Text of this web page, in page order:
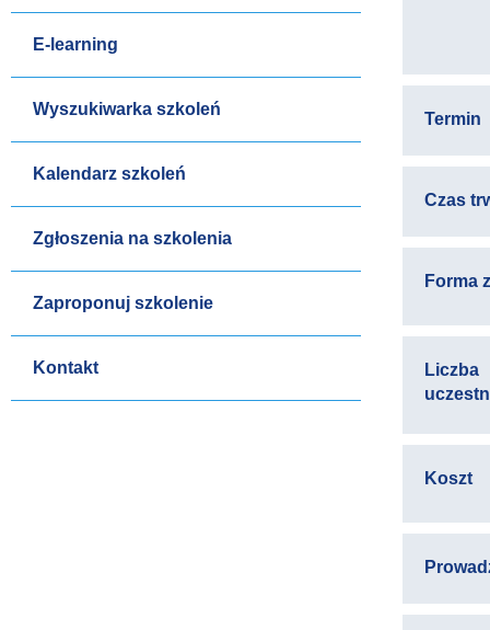
E-learning
Wyszukiwarka szkoleń
Kalendarz szkoleń
Zgłoszenia na szkolenia
Zaproponuj szkolenie
Kontakt
Termin
Czas
Forma
Liczba
Koszt